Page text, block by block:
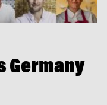
Germany